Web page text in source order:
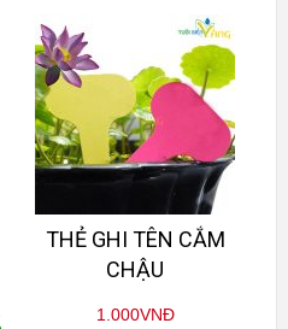
THẺ GHI TÊN CẮM
CHẬU
1.000VNĐ